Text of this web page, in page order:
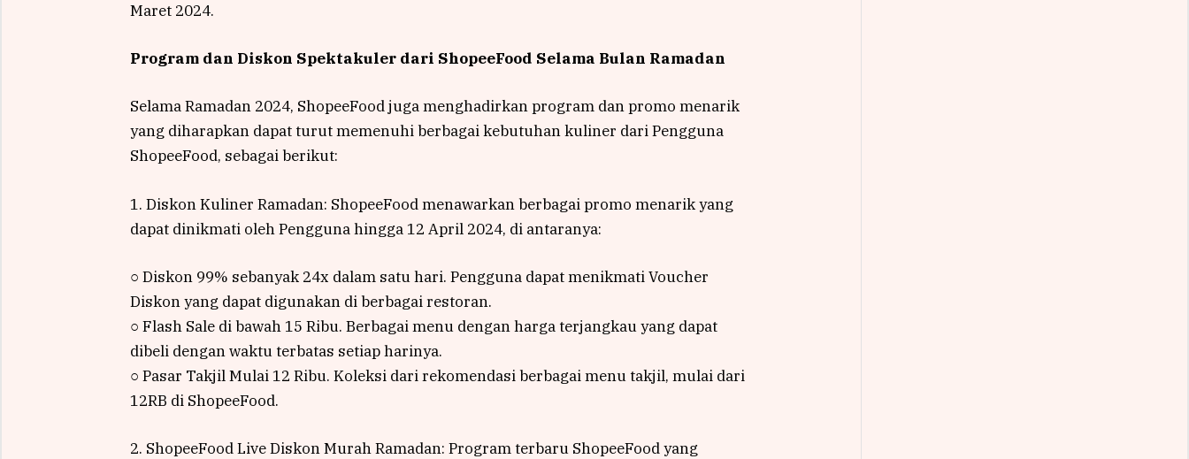
Maret 2024.
Program dan Diskon Spektakuler dari ShopeeFood Selama Bulan Ramadan
Selama Ramadan 2024, ShopeeFood juga menghadirkan program dan promo menarik
yang diharapkan dapat turut memenuhi berbagai kebutuhan kuliner dari Pengguna
ShopeeFood, sebagai berikut:
1. Diskon Kuliner Ramadan: ShopeeFood menawarkan berbagai promo menarik yang
dapat dinikmati oleh Pengguna hingga 12 April 2024, di antaranya:
○ Diskon 99% sebanyak 24x dalam satu hari. Pengguna dapat menikmati Voucher
Diskon yang dapat digunakan di berbagai restoran.
○ Flash Sale di bawah 15 Ribu. Berbagai menu dengan harga terjangkau yang dapat
dibeli dengan waktu terbatas setiap harinya.
○ Pasar Takjil Mulai 12 Ribu. Koleksi dari rekomendasi berbagai menu takjil, mulai dari
12RB di ShopeeFood.
2. ShopeeFood Live Diskon Murah Ramadan: Program terbaru ShopeeFood yang